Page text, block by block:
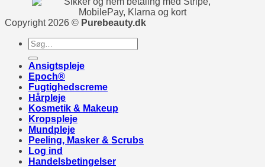
Copyright 2026 © Purebeauty.dk
Søg
efter:
Ansigtspleje
Epoch®
Fugtighedscreme
Hårpleje
Kosmetik & Makeup
Kropspleje
Mundpleje
Peeling, Masker & Scrubs
Log ind
Handelsbetingelser